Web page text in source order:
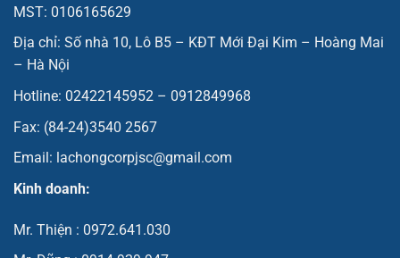
MST: 0106165629
Địa chỉ: Số nhà 10, Lô B5 – KĐT Mới Đại Kim – Hoàng Mai
– Hà Nội
Hotline: 02422145952 – 0912849968
Fax: (84-24)3540 2567
Email: lachongcorpjsc@gmail.com
Kinh doanh:
Mr. Thiện : 0972.641.030